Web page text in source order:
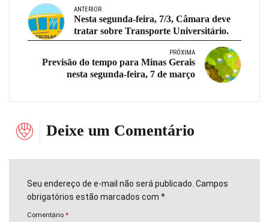
ANTERIOR
Nesta segunda-feira, 7/3, Câmara deve
tratar sobre Transporte Universitário.
PRÓXIMA
Previsão do tempo para Minas Gerais
nesta segunda-feira, 7 de março
Deixe um Comentário
Seu endereço de e-mail não será publicado. Campos
obrigatórios estão marcados com *
Comentário *